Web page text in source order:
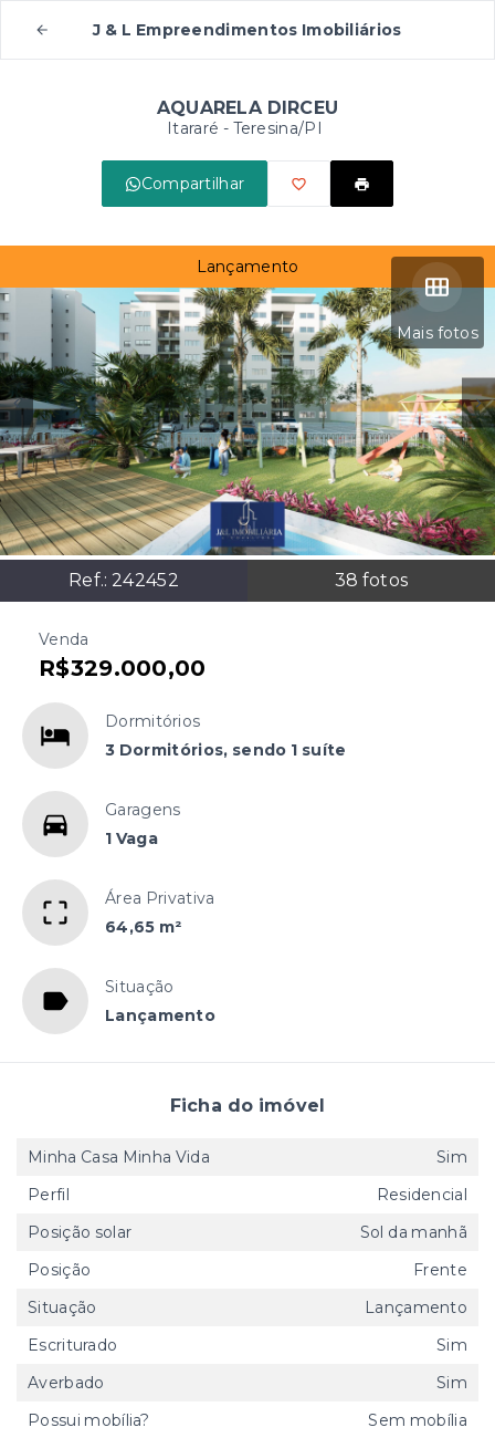
J & L Empreendimentos Imobiliários
AQUARELA DIRCEU
Itararé - Teresina/PI
Compartilhar
Mais fotos
Ref.: 242452 38 fotos
Lançamento
Venda
R$329.000,00
Dormitórios
3 Dormitórios, sendo 1 suíte
Garagens
1 Vaga
Área Privativa
64,65 m²
Situação
Lançamento
Ficha do imóvel
Minha Casa Minha Vida
Sim
Perfil
Residencial
Posição solar
Sol da manhã
Posição
Frente
Situação
Lançamento
Escriturado
Sim
Averbado
Sim
Possui mobília?
Sem mobília